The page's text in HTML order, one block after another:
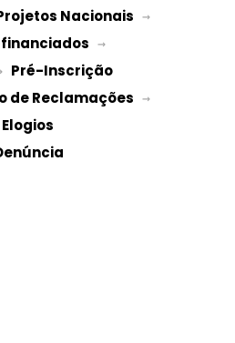
Nacionais
Pré-Inscrição
de Reclamações